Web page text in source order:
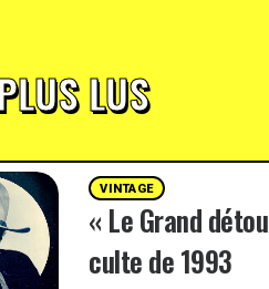
LUS
VINTAGE
« Le Grand
culte de 1993